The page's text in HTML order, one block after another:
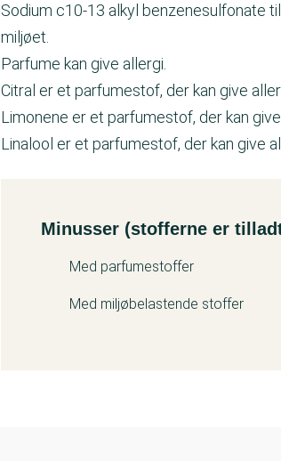
Sodium c10-13 alkyl benzenesulfonate
miljøet.
Parfume kan give allergi.
Citral er et parfumestof, der kan give
Limonene er et parfumestof, der kan
Linalool er et parfumestof, der kan give
Kemitest
Minusser (stofferne er
Med parfumestoffer
Med miljøbelastende stoffer